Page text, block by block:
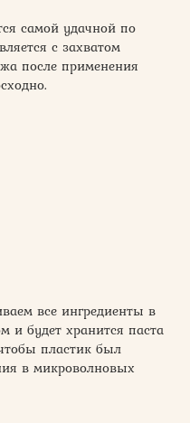
самой удачной по
с захватом
после применения
все ингредиенты в
и будет хранится паста
пластик был
в микроволновых